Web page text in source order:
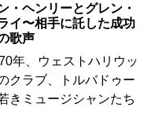
・ヘンリーとグレン・
イ〜相手に託した成功
歌声
年、ウェストハリウッ
クラブ、トルバドゥー
きミュージシャンたち